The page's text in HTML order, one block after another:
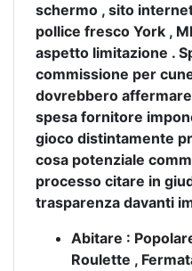
schermo , sito
pollice fresco York ,
aspetto limitazione .
commissione per
dovrebbero
spesa fornitore
gioco distintamente
cosa potenziale
processo citare in
trasparenza davanti
Abitare :
Roulette ,